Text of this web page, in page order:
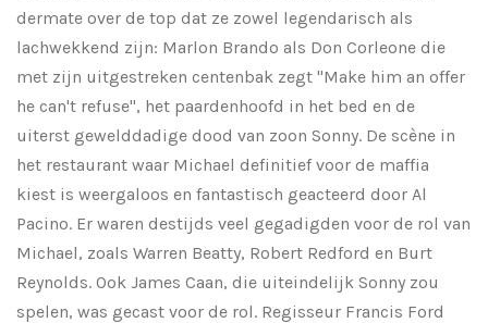
dermate over de top dat ze zowel legendarisch als
lachwekkend zijn: Marlon Brando als Don Corleone die
met zijn uitgestreken centenbak zegt "Make him an offer
he can't refuse", het paardenhoofd in het bed en de
uiterst gewelddadige dood van zoon Sonny. De scène in
het restaurant waar Michael definitief voor de maffia
kiest is weergaloos en fantastisch geacteerd door Al
Pacino. Er waren destijds veel gegadigden voor de rol van
Michael, zoals Warren Beatty, Robert Redford en Burt
Reynolds. Ook James Caan, die uiteindelijk Sonny zou
spelen, was gecast voor de rol. Regisseur Francis Ford